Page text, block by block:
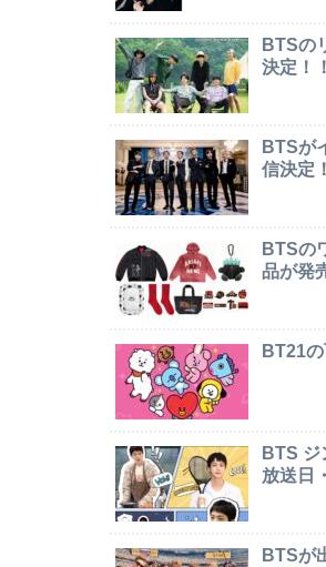
BTSの
決定！
BTSが
信決定
BTSの
品が発
BT21
BTS ジ
放送日
BTSが